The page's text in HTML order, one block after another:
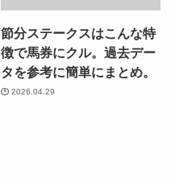
節分ステークスはこんな特
徴で馬券にクル。過去デー
タを参考に簡単にまとめ。
2026.04.29